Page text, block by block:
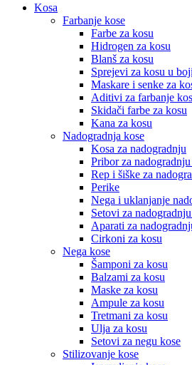
Kosa
Farbanje kose
Farbe za kosu
Hidrogen za kosu
Blanš za kosu
Sprejevi za kosu u boji
Maskare i senke za
Aditivi za farbanje
Skidači farbe za kosu
Kana za kosu
Nadogradnja kose
Kosa za nadogradnju
Pribor za
Rep i šiške za
Perike
Nega i uklanjanje
Setovi za
Aparati za
Cirkoni za kosu
Nega kose
Šamponi za kosu
Balzami za kosu
Maske za kosu
Ampule za kosu
Tretmani za kosu
Ulja za kosu
Setovi za negu kose
Stilizovanje kose